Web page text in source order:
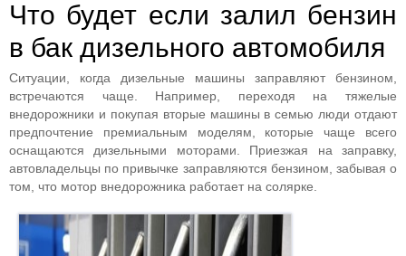
Что будет если залил бензин
в бак дизельного автомобиля
Ситуации, когда дизельные машины заправляют бензином,
встречаются чаще. Например, переходя на тяжелые
внедорожники и покупая вторые машины в семью люди отдают
предпочтение премиальным моделям, которые чаще всего
оснащаются дизельными моторами. Приезжая на заправку,
автовладельцы по привычке заправляются бензином, забывая о
том, что мотор внедорожника работает на солярке.